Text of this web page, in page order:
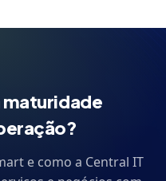
maturidade
e como a Central IT